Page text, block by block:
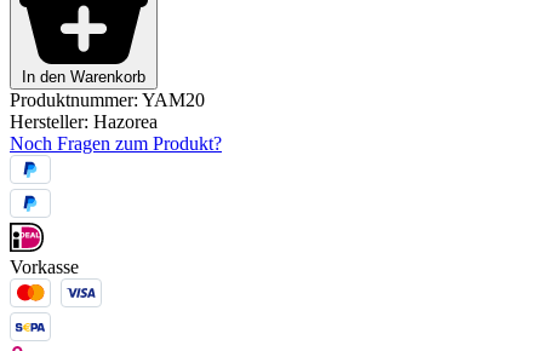
In den Warenkorb
Produktnummer: YAM20
Hersteller: Hazorea
Noch Fragen zum Produkt?
Vorkasse